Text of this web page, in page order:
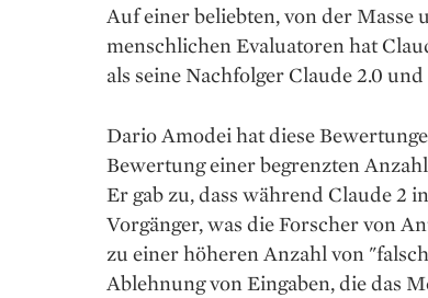
Auf einer beliebten, von der Masse
menschlichen Evaluatoren hat
als seine Nachfolger Claude 2.0
Dario Amodei hat diese
Bewertung einer begrenzten
Er gab zu, dass während Claude 2
Vorgänger, was die Forscher von
zu einer höheren Anzahl von
Ablehnung von Eingaben, die das